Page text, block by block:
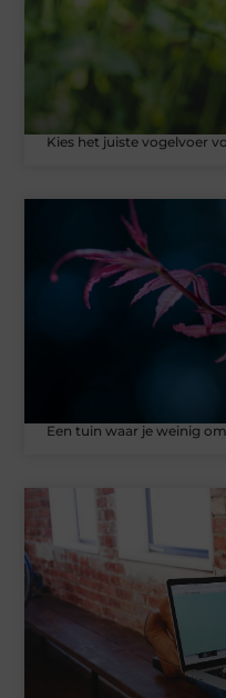
Kies het juiste vogelvoer
Een tuin waar je weinig